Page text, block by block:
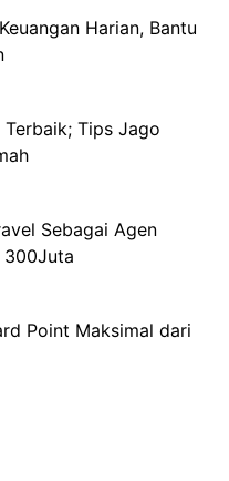
Harian, Bantu
Tips Jago
Sebagai Agen
300Juta
Point Maksimal dari